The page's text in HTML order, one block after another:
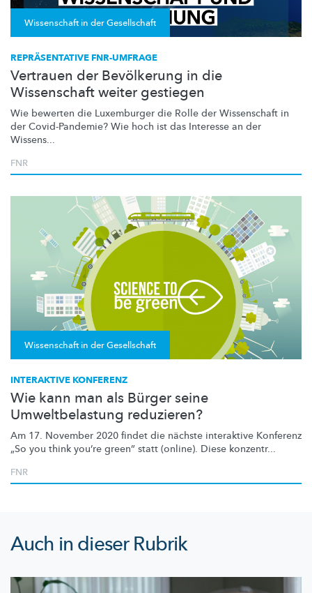
Wissenschaft in der Gesellschaft
REPRÄSENTATIVE FNR-UMFRAGE
Vertrauen der Bevölkerung in die
Wissenschaft weiter gestiegen
Wie bewerten die Luxemburger die Rolle der Wissenschaft in
der Covid-Pandemie? Wie hoch ist das Interesse an der
Wissens...
FNR
Wissenschaft in der Gesellschaft
INTERAKTIVE KONFERENZ
Wie kann man als Bürger seine
Umweltbelastung reduzieren?
Am 17. November 2020 findet die nächste interaktive Konferenz
„So you think you’re green” statt (online). Diese konzentr...
FNR
Auch in dieser Rubrik